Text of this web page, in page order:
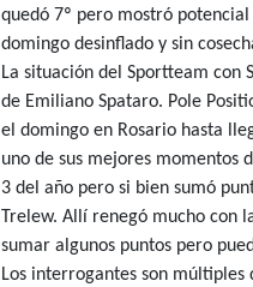
quedó 7º pero mostró
domingo desinflado y sin
La situación del Sportteam con
de Emiliano Spataro. Pole
el domingo en Rosario hasta
uno de sus mejores momentos
3 del año pero si bien sumó
Trelew. Allí renegó mucho con
sumar algunos puntos pero
Los interrogantes son